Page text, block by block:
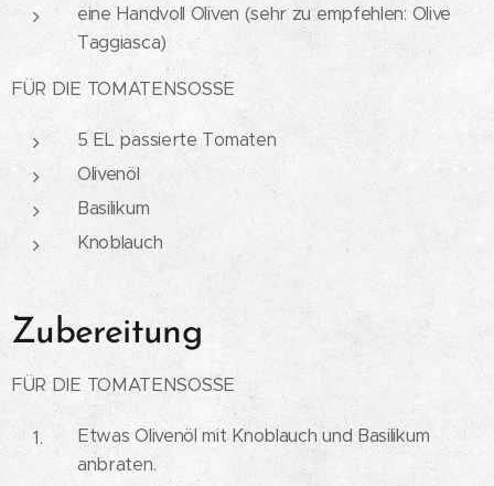
eine Handvoll Oliven (sehr zu empfehlen: Olive
Taggiasca)
FÜR DIE TOMATENSOSSE
5 EL passierte Tomaten
Olivenöl
Basilikum
Knoblauch
Zubereitung
FÜR DIE TOMATENSOSSE
Etwas Olivenöl mit Knoblauch und Basilikum
anbraten.